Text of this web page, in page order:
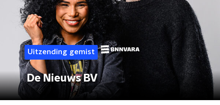
Uitzending gemist
De Nieuws BV